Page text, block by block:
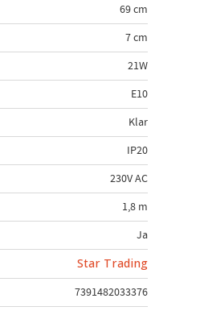
69 cm
7 cm
21W
E10
Klar
IP20
230V AC
1,8 m
Ja
Star Trading
7391482033376